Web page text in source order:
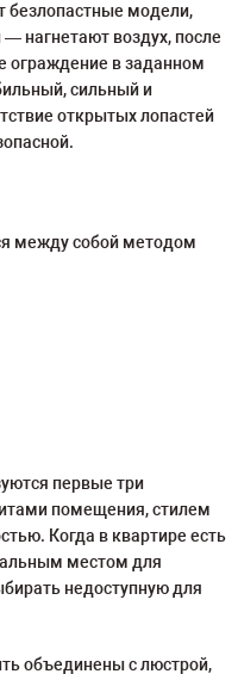
безлопастные модели,
нагнетают воздух, после
ограждение в заданном
сильный и
открытых лопастей
между собой методом
первые три
помещения, стилем
Когда в квартире есть
местом для
недоступную для
объединены с люстрой,